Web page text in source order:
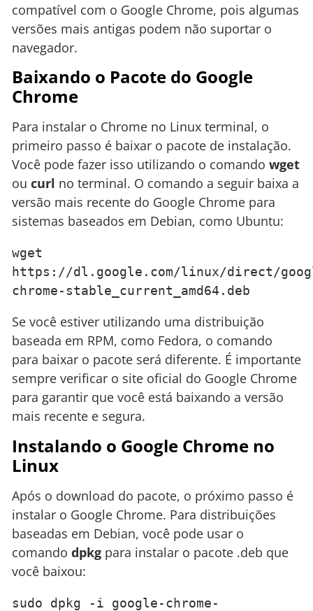
compatível com o Google Chrome, pois algumas
versões mais antigas podem não suportar o
navegador.
Baixando o Pacote do Google
Chrome
Para instalar o Chrome no Linux terminal, o
primeiro passo é baixar o pacote de instalação.
Você pode fazer isso utilizando o comando wget
ou curl no terminal. O comando a seguir baixa a
versão mais recente do Google Chrome para
sistemas baseados em Debian, como Ubuntu:
wget
https://dl.google.com/linux/direct/
chrome-stable_current_amd64.deb
Se você estiver utilizando uma distribuição
baseada em RPM, como Fedora, o comando
para baixar o pacote será diferente. É importante
sempre verificar o site oficial do Google Chrome
para garantir que você está baixando a versão
mais recente e segura.
Instalando o Google Chrome no
Linux
Após o download do pacote, o próximo passo é
instalar o Google Chrome. Para distribuições
baseadas em Debian, você pode usar o
comando dpkg para instalar o pacote .deb que
você baixou:
sudo dpkg -i google-chrome-